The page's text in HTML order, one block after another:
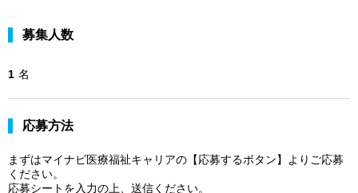
募集人数
1 名
応募方法
まずはマイナビ医療福祉キャリアの【応募するボタン】よりご応募
ください。
応募シートを入力の上、送信ください。